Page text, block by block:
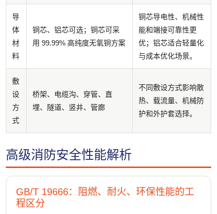
导
体
材
料
铜芯、铝芯可选；铜芯可采
用 99.99% 高纯度无氧铜方案
铜芯导电性、机械性
能和端接可靠性更
优；铝芯适合轻量化
与成本优化场景。
敷
设
方
式
桥架、电缆沟、穿管、直
埋、隧道、竖井、管廊
不同敷设方式影响散
热、载流量、机械防
护和外护套选择。
高级消防安全性能解析
GB/T 19666：阻燃、耐火、环保性能的工
程区分